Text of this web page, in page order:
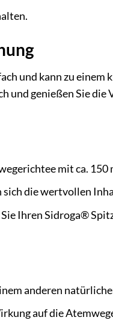
und kann zu einem
und genießen Sie die
mit ca. 150
sich die wertvollen
Ihren Sidroga®
anderen
auf die